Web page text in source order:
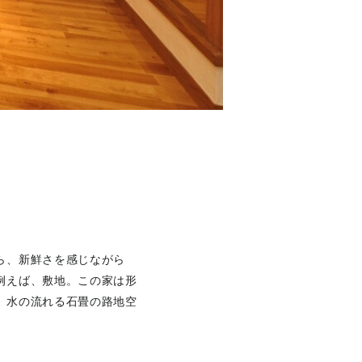
新鮮さを感じながら
えば、敷地。この家は形
水の流れる石畳の路地空